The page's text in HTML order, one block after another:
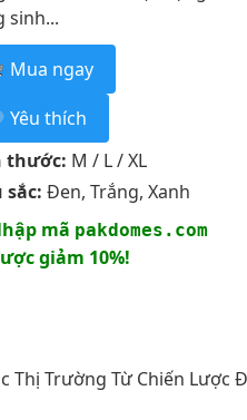
sinh...
Mua ngay
Yêu thích
thước: M / L / XL
sắc: Đen, Trắng, Xanh
mã pakdomes.com
giảm 10%!
Thị Trường Từ Chiến Lược